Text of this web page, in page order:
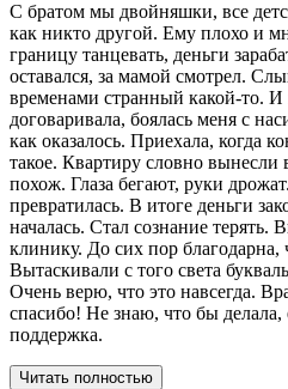
С братом мы двойняшки, все
как никто другой. Ему плохо и
границу танцевать, деньги
оставался, за мамой смотрел.
временами странный какой-то. И
договаривала, боялась меня с
как оказалось. Приехала, когда
такое. Квартиру словно
похож. Глаза бегают, руки
превратилась. В итоге деньги
началась. Стал сознание терять.
клинику. До сих пор благодарна,
Вытаскивали с того света
Очень верю, что это навсегда.
спасибо! Не знаю, что бы
поддержка.
Читать полностью